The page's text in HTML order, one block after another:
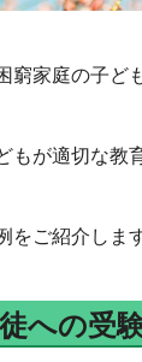
窮家庭の子ど
もが適切な教
をご紹介しま
への受